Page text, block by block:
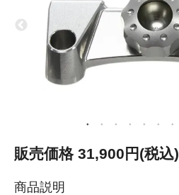
販売価格 31,900円(税込)
商品説明